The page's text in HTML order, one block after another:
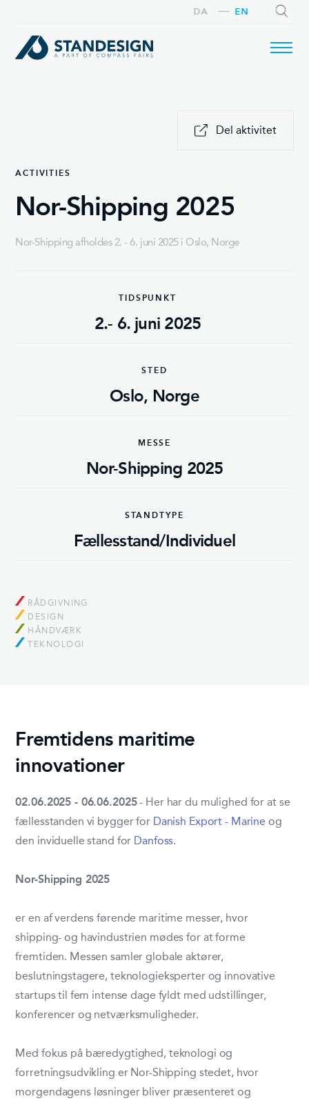
DA EN
ACTIVITIES
Nor-Shipping 2025
Nor-Shipping afholdes 2. - 6. juni 2025 i Oslo, Norge
Del aktivitet
TIDSPUNKT
2.- 6. juni 2025
STED
Oslo, Norge
MESSE
Nor-Shipping 2025
STANDTYPE
Fællesstand/Individuel
RÅDGIVNING
DESIGN
HÅNDVÆRK
TEKNOLOGI
Fremtidens maritime
innovationer
02.06.2025 - 06.06.2025- Her har du mulighed for at se
fællesstanden vi bygger for Danish Export - Marine og
den inviduelle stand for Danfoss.
Nor-Shipping 2025
er en af verdens førende maritime messer, hvor
shipping- og havindustrien mødes for at forme
fremtiden. Messen samler globale aktører,
beslutningstagere, teknologieksperter og innovative
startups til fem intense dage fyldt med udstillinger,
konferencer og netværksmuligheder.
Med fokus på bæredygtighed, teknologi og
forretningsudvikling er Nor-Shipping stedet, hvor
morgendagens løsninger bliver præsenteret og